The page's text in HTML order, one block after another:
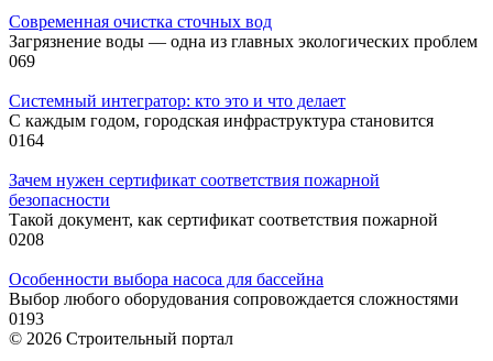
Современная очистка сточных вод
Загрязнение воды — одна из главных экологических проблем
069
Системный интегратор: кто это и что делает
С каждым годом, городская инфраструктура становится
0164
Зачем нужен сертификат соответствия пожарной
безопасности
Такой документ, как сертификат соответствия пожарной
0208
Особенности выбора насоса для бассейна
Выбор любого оборудования сопровождается сложностями
0193
© 2026 Строительный портал